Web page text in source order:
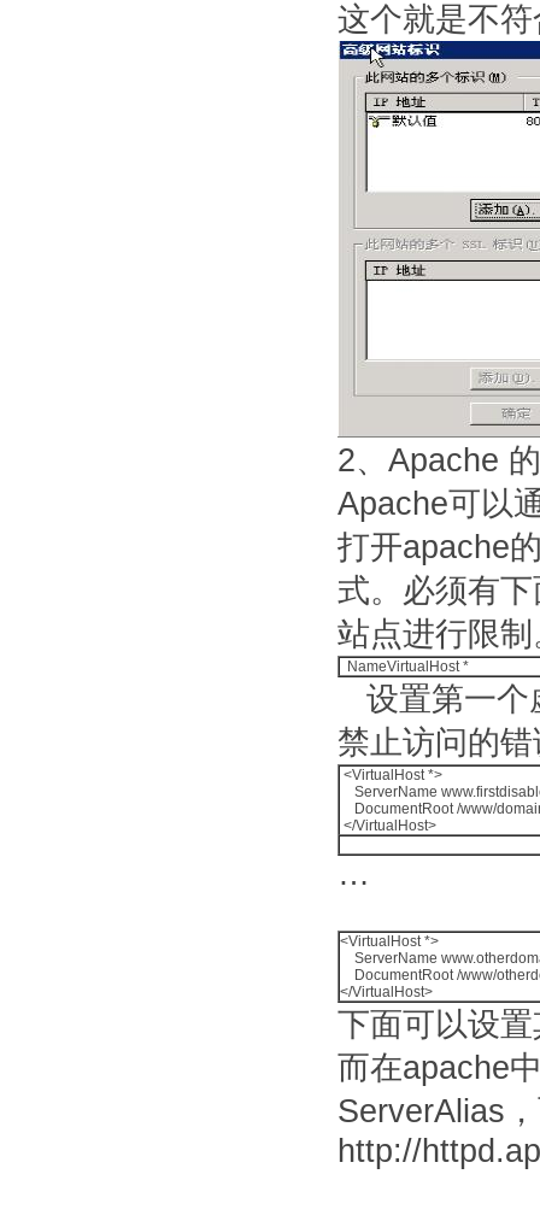
这个就是不
2、Apache
Apache可以
打开apache
式。必须有
站点进行限制
NameVirtualHost *
设置第一个
禁止访问的
<VirtualHost *>
ServerName
DocumentRoot /www/
</VirtualHost>
…
<VirtualHost *>
ServerName
DocumentRoot /www/
</VirtualHost>
下面可以设
而在apache
ServerAlias
http://